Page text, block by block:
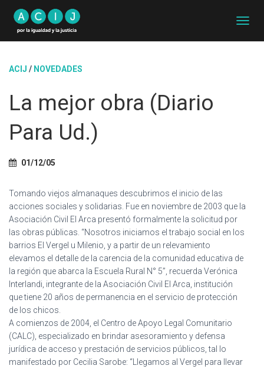
A
E
A
ACIJ / NOVEDADES
La mejor obra (Diario
Para Ud.)
01/12/05
Tomando viejos almanaques descubrimos el inicio de las
acciones sociales y solidarias. Fue en noviembre de 2003 que la
Asociación Civil El Arca presentó formalmente la solicitud por
las obras públicas. “Nosotros iniciamos el trabajo social en los
barrios El Vergel u Milenio, y a partir de un relevamiento
elevamos el detalle de la carencia de la comunidad educativa de
la región que abarca la Escuela Rural N° 5”, recuerda Verónica
Interlandi, integrante de la Asociación Civil El Arca, institución
que tiene 20 años de permanencia en el servicio de protección
de los chicos.
A comienzos de 2004, el Centro de Apoyo Legal Comunitario
(CALC), especializado en brindar asesoramiento y defensa
jurídica de acceso y prestación de servicios públicos, tal lo
manifestado por Cecilia Sarobe: “Llegamos al Vergel para llevar